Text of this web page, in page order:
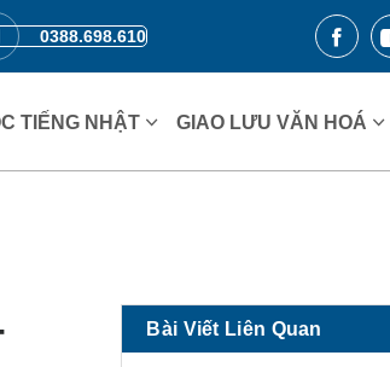
0388.698.610
TIẾNG NHẬT GIAO LƯU VĂN HOÁ
Bài Viết Liên Quan